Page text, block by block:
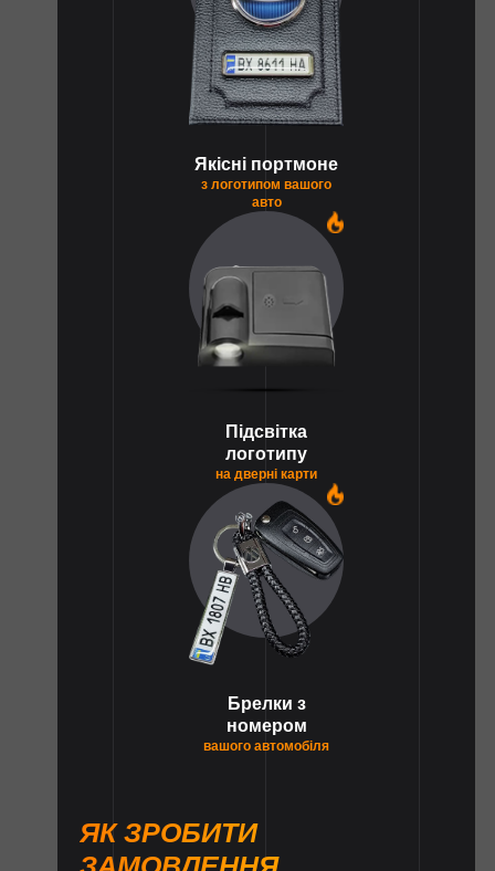
Якісні портмоне
з логотипом вашого
авто
Підсвітка
логотипу
на дверні карти
Брелки з
номером
вашого автомобіля
ЯК ЗРОБИТИ